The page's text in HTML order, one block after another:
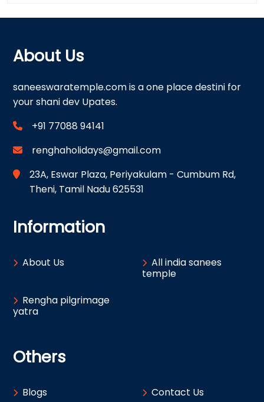
About Us
saneeswaratemple.com is a one place destini for
your shani dev Upates.
+91 77088 94141
renghaholidays@gmail.com
23A, Eswar Plaza, Periyakulam - Cumbum Rd,
Theni, Tamil Nadu 625531
Information
About Us
All india sanees
temple
Rengha pilgrimage
yatra
Others
Blogs
Contact Us